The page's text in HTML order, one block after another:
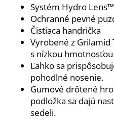
Systém Hydro Lens™
Ochranné pevné
Čistiaca handrička
Vyrobené z Grilamid
s nízkou
Ľahko sa
pohodlné nosenie.
Gumové drôtené
podložka sa dajú
sedeli.